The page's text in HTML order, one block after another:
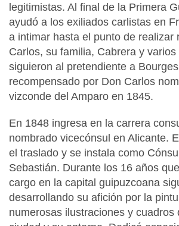
legitimistas. Al final de la Primera
ayudó a los exiliados carlistas en
a intimar hasta el punto de realizar
Carlos, su familia, Cabrera y
siguieron al pretendiente a
recompensado por Don Carlos
vizconde del Amparo en 1845.
En 1848 ingresa en la carrera
nombrado vicecónsul en Alicante.
el traslado y se instala como
Sebastián. Durante los 16 años
cargo en la capital guipuzcoana
desarrollando su afición por la
numerosas ilustraciones y cuadros